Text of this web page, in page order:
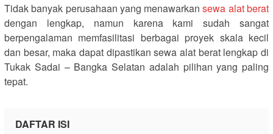
Tidak banyak perusahaan yang menawarkansewa alat berat
dengan lengkap, namun karena kami sudah sangat
berpengalaman memfasilitasi berbagai proyek skala kecil
dan besar, maka dapat dipastikan sewa alat berat lengkap di
Tukak Sadai – Bangka Selatan adalah pilihan yang paling
tepat.
DAFTAR ISI